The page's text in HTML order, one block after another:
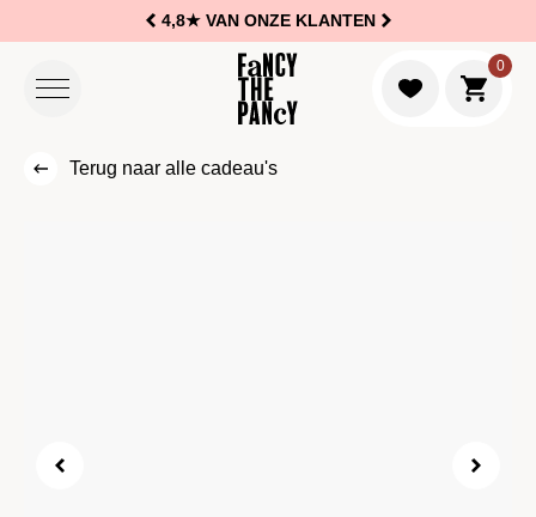
4,8★VAN ONZE KLANTEN
0
Naar
Terug naar alle cadeau's